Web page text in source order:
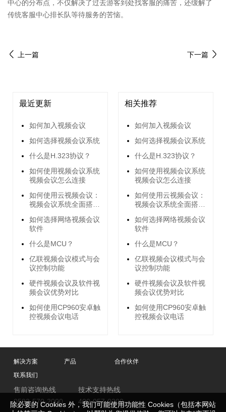
中心的分布点，不仅解决了过去游客到处找客服的痛苦，还缓解了
传统客服中心排长队等待服务的苦恼。
上一篇 下一篇
最近更新
如何加入视频会议
如何选择视频会议系统
什么是H.323协议？
如何使用视频会议系统
视频会议怎么连接
如何使用云视频会议：
视频会议系统全面搭建
如何选择网络视频会议
软件
什么是MCU？
亿联视频会议模式与会
议控制功能
硬件视频会议及软件视
频会议优势对比
如何使用CP960安卓触
控视频会议电话
相关推荐
如何加入视频会议
如何选择视频会议系统
什么是H.323协议？
如何使用视频会议系统
视频会议怎么连接
如何使用云视频会议：
视频会议系统全面搭建
如何选择网络视频会议
软件
什么是MCU？
亿联视频会议模式与会
议控制功能
硬件视频会议及软件视
频会议优势对比
如何使用CP960安卓触
控视频会议电话
解决方案 产品
合作伙伴
联系我们
售前咨询热线
0592-570-2000
技术支持热线
400-057-0200
除必要的 Cookies 外，我们可能使用功能性 Cookies（包括本网站